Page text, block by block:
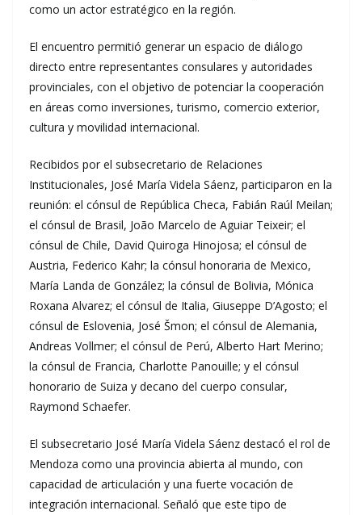
como un actor estratégico en la región.
El encuentro permitió generar un espacio de diálogo
directo entre representantes consulares y autoridades
provinciales, con el objetivo de potenciar la cooperación
en áreas como inversiones, turismo, comercio exterior,
cultura y movilidad internacional.
Recibidos por el subsecretario de Relaciones
Institucionales, José María Videla Sáenz, participaron en la
reunión: el cónsul de República Checa, Fabián Raúl Meilan;
el cónsul de Brasil, João Marcelo de Aguiar Teixeir; el
cónsul de Chile, David Quiroga Hinojosa; el cónsul de
Austria, Federico Kahr; la cónsul honoraria de Mexico,
María Landa de González; la cónsul de Bolivia, Mónica
Roxana Alvarez; el cónsul de Italia, Giuseppe D’Agosto; el
cónsul de Eslovenia, José Šmon; el cónsul de Alemania,
Andreas Vollmer; el cónsul de Perú, Alberto Hart Merino;
la cónsul de Francia, Charlotte Panouille; y el cónsul
honorario de Suiza y decano del cuerpo consular,
Raymond Schaefer.
El subsecretario José María Videla Sáenz destacó el rol de
Mendoza como una provincia abierta al mundo, con
capacidad de articulación y una fuerte vocación de
integración internacional. Señaló que este tipo de